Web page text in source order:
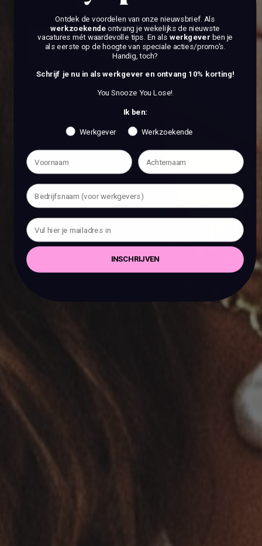
Ontdek de voordelen van onze nieuwsbrief. Als
werkzoekendeontvang je wekelijks de nieuwste
vacatures mét waardevolle tips. En als werkgever ben je
als eerste op de hoogte van speciale acties/promo's.
Handig, toch?
Schrijf je nu in als werkgever en ontvang 10% korting!
You Snooze You Lose!
Ik ben:
Werkgever Werkzoekende
INSCHRIJVEN